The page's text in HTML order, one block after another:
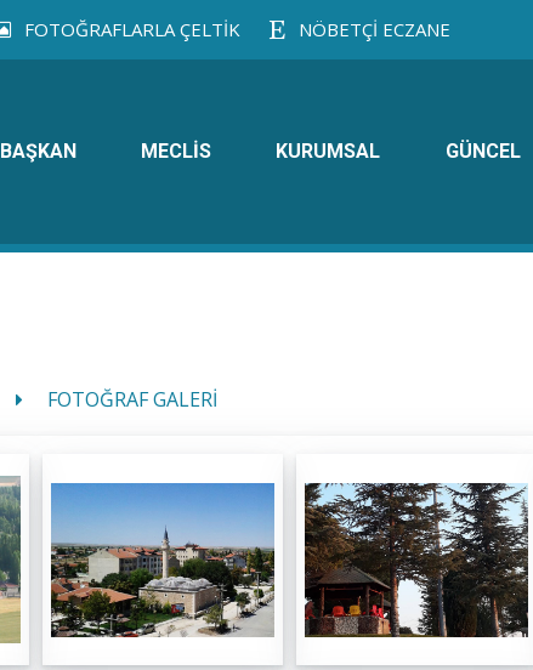
FOTOĞRAFLARLA ÇELTİK NÖBETÇİ ECZANE
BAŞKAN MECLİS KURUMSAL GÜNCEL
FOTOĞRAF GALERİ